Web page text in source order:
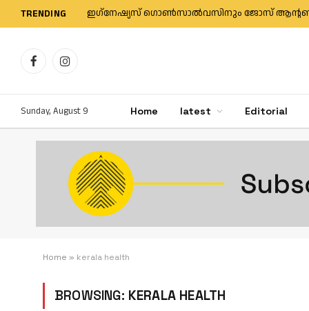
TRENDING
FacebookInstagram
Sunday, August 9 Home latest Editorial
Home » kerala health
BROWSING: KERALA HEALTH